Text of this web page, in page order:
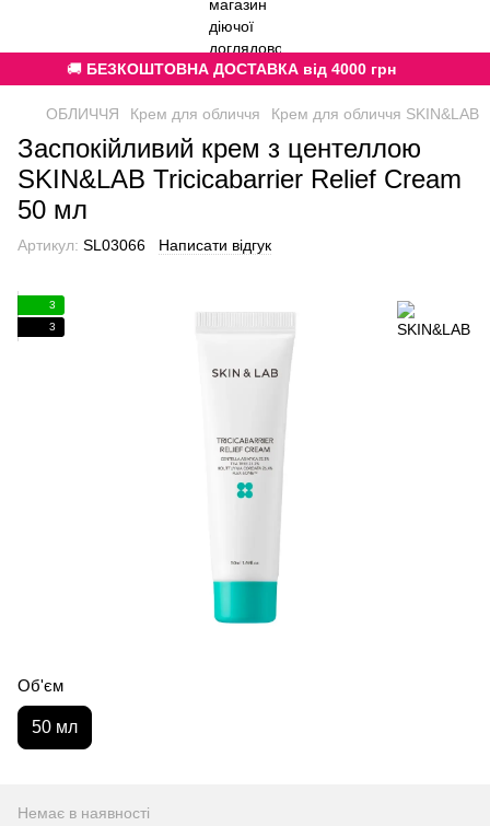
🚚 БЕЗКОШТОВНА ДОСТАВКА від 4000 грн
ОБЛИЧЧЯ Крем для обличчя Крем для обличчя SKIN&LAB
Заспокійливий крем з центеллою
SKIN&LAB Tricicabarrier Relief Cream
50 мл
Артикул: SL03066 Написати відгук
3
3
Об'єм
50 мл
Немає в наявності